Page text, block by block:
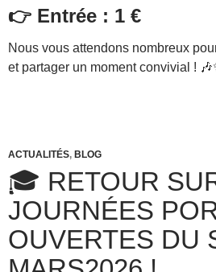
👉 Entrée : 1 €
Nous vous attendons nombreux
et partager un moment convivial !
ACTUALITÉS, BLOG
🎓 RETOUR
JOURNÉES
OUVERTES DU